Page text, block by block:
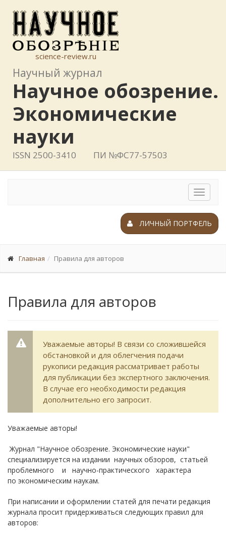
science-review.ru
Научный журнал
Научное обозрение.
Экономические
науки
ISSN 2500-3410 ПИ №ФС77-57503
Toggle
ЛИЧНЫЙ ПОРТФЕЛЬ
Главная Правила для авторов
Правила для авторов
Уважаемые авторы! В связи со сложившейся
обстановкой и для облегчения подачи
рукописи редакция рассматривает работы
для публикации без экспертного заключения.
В случае его необходимости редакция
дополнительно его запросит.
Уважаемые авторы!
Журнал "Научное обозрение. Экономические науки"
специализируется на издании научных обзоров, статьей
проблемного и научно-практического характера
по экономическим наукам.
При написании и оформлении статей для печати редакция
журнала просит придерживаться следующих правил для
авторов: